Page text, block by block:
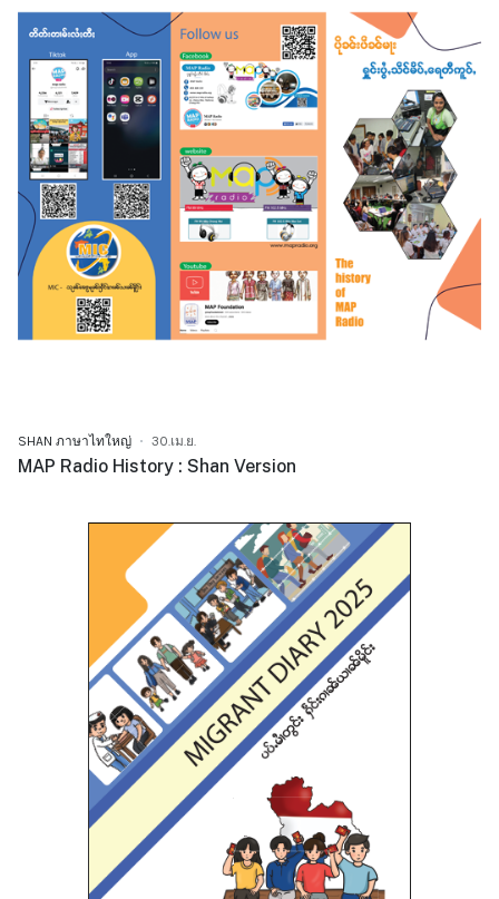
SHAN ภาษาไทใหญ่ 30.เม.ย.
MAP Radio History : Shan Version